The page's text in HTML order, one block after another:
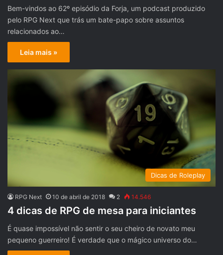
Bem-vindos ao 62º episódio da Forja, um podcast produzido
pelo RPG Next que trás um bate-papo sobre assuntos
relacionados ao…
Leia mais »
Dicas de Roleplay
RPG Next 10 de abril de 2018 2 14.546
4 dicas de RPG de mesa para iniciantes
É quase impossível não sentir o seu cheiro de novato meu
pequeno guerreiro! É verdade que o mágico universo do…